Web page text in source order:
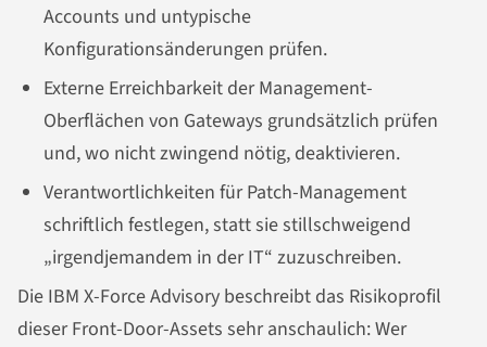
Accounts und untypische
Konfigurationsänderungen prüfen.
Externe Erreichbarkeit der Management-
Oberflächen von Gateways grundsätzlich prüfen
und, wo nicht zwingend nötig, deaktivieren.
Verantwortlichkeiten für Patch-Management
schriftlich festlegen, statt sie stillschweigend
„irgendjemandem in der IT“ zuzuschreiben.
Die IBM X-Force Advisory beschreibt das Risikoprofil
dieser Front-Door-Assets sehr anschaulich: Wer